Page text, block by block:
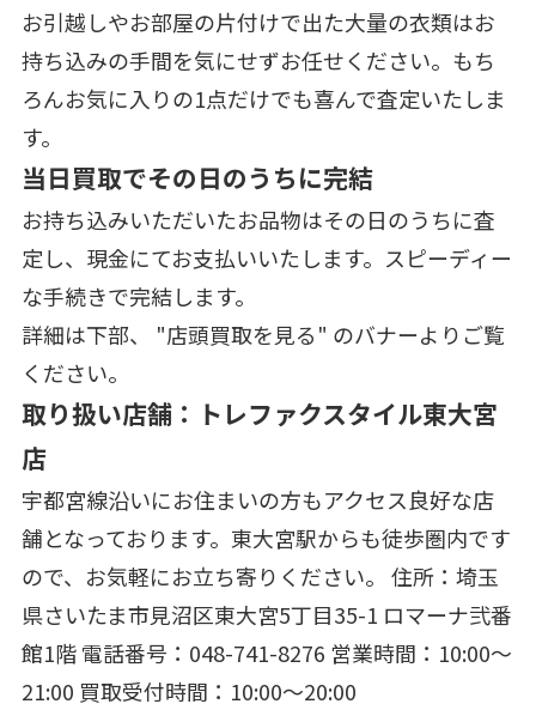
お引越しやお部屋の片付けで出た大量の衣類はお
持ち込みの手間を気にせずお任せください。もち
ろんお気に入りの1点だけでも喜んで査定いたしま
す。
当日買取でその日のうちに完結
お持ち込みいただいたお品物はその日のうちに査
定し、現金にてお支払いいたします。スピーディー
な手続きで完結します。
詳細は下部、 "店頭買取を見る" のバナーよりご覧
ください。
取り扱い店舗：トレファクスタイル東大宮
店
宇都宮線沿いにお住まいの方もアクセス良好な店
舗となっております。東大宮駅からも徒歩圏内です
ので、お気軽にお立ち寄りください。 住所：埼玉
県さいたま市見沼区東大宮5丁目35-1 ロマーナ弐番
館1階 電話番号：048-741-8276 営業時間：10:00～
21:00 買取受付時間：10:00～20:00